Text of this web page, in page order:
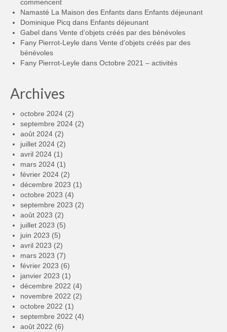
commencent
Namasté La Maison des Enfants dans Enfants déjeunant
Dominique Picq dans Enfants déjeunant
Gabel dans Vente d’objets créés par des bénévoles
Fany Pierrot-Leyle dans Vente d’objets créés par des
bénévoles
Fany Pierrot-Leyle dans Octobre 2021 – activités
Archives
octobre 2024 (2)
septembre 2024 (2)
août 2024 (2)
juillet 2024 (2)
avril 2024 (1)
mars 2024 (1)
février 2024 (2)
décembre 2023 (1)
octobre 2023 (4)
septembre 2023 (2)
août 2023 (2)
juillet 2023 (5)
juin 2023 (5)
avril 2023 (2)
mars 2023 (7)
février 2023 (6)
janvier 2023 (1)
décembre 2022 (4)
novembre 2022 (2)
octobre 2022 (1)
septembre 2022 (4)
août 2022 (6)